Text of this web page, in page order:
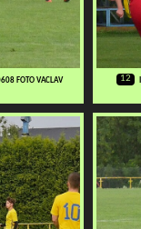
FOTO VACLAV
12